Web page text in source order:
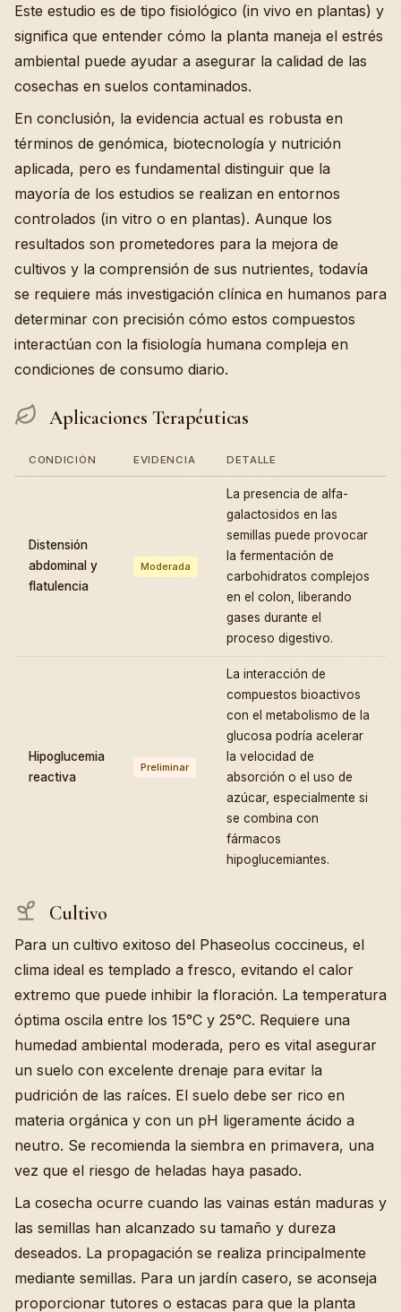
Este estudio es de tipo fisiológico (in vivo en plantas) y
significa que entender cómo la planta maneja el estrés
ambiental puede ayudar a asegurar la calidad de las
cosechas en suelos contaminados.
En conclusión, la evidencia actual es robusta en
términos de genómica, biotecnología y nutrición
aplicada, pero es fundamental distinguir que la
mayoría de los estudios se realizan en entornos
controlados (in vitro o en plantas). Aunque los
resultados son prometedores para la mejora de
cultivos y la comprensión de sus nutrientes, todavía
se requiere más investigación clínica en humanos para
determinar con precisión cómo estos compuestos
interactúan con la fisiología humana compleja en
condiciones de consumo diario.
Aplicaciones Terapéuticas
CONDICIÓN EVIDENCIA DETALLE
Distensión
abdominal y
flatulencia
Moderada
La presencia de alfa-
galactosidos en las
semillas puede provocar
la fermentación de
carbohidratos complejos
en el colon, liberando
gases durante el
proceso digestivo.
Hipoglucemia
reactiva
Preliminar
La interacción de
compuestos bioactivos
con el metabolismo de la
glucosa podría acelerar
la velocidad de
absorción o el uso de
azúcar, especialmente si
se combina con
fármacos
hipoglucemiantes.
Cultivo
Para un cultivo exitoso del Phaseolus coccineus, el
clima ideal es templado a fresco, evitando el calor
extremo que puede inhibir la floración. La temperatura
óptima oscila entre los 15°C y 25°C. Requiere una
humedad ambiental moderada, pero es vital asegurar
un suelo con excelente drenaje para evitar la
pudrición de las raíces. El suelo debe ser rico en
materia orgánica y con un pH ligeramente ácido a
neutro. Se recomienda la siembra en primavera, una
vez que el riesgo de heladas haya pasado.
La cosecha ocurre cuando las vainas están maduras y
las semillas han alcanzado su tamaño y dureza
deseados. La propagación se realiza principalmente
mediante semillas. Para un jardín casero, se aconseja
proporcionar tutores o estacas para que la planta